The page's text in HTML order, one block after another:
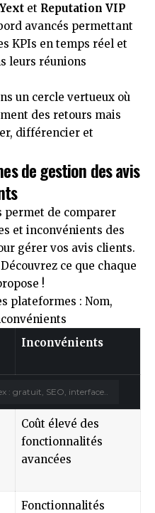
Yext et Reputation VIP
avancés permettant
KPIs en temps réel et
leurs réunions
un cercle vertueux où
des retours mais
différencier et
de gestion des avis
permet de comparer
et inconvénients des
gérer vos avis clients.
ce que chaque
!
plateformes : Nom,
Inconvénients
Coût élevé des
fonctionnalités
avancées
Fonctionnalités